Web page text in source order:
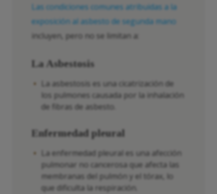
Las condiciones comunes atribuidas a la
exposición al asbesto de segunda mano
incluyen, pero no se limitan a:
La Asbestosis
La asbestosis es una cicatrización de
los pulmones causada por la inhalación
de fibras de asbesto.
Enfermedad pleural
La enfermedad pleural es una afección
pulmonar no cancerosa que afecta las
membranas del pulmón y el tórax, lo
que dificulta la respiración.